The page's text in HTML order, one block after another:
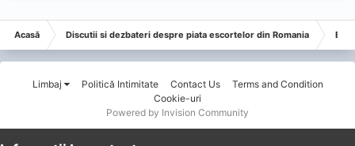
Acasă Discutii si dezbateri despre piata escortelor din Romania
Limbaj Politică Intimitate Contact Us
Terms and Condition
Cookie-uri
Powered by Invision Community